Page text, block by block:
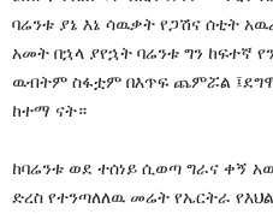
ባሬንቱ ያኔ እኔ ሳዉቃት የጋሽና ሰቲት
አመት በኋላ ያየኋት ባሬንቱ ግን ከፍተኛ
ዉብትም ስፋቷም በእጥፍ ጨምሯል
ከተማ ናት።
ከባሬንቱ ወደ ተሰነይ ሲወጣ ግራና ቀኝ
ድረስ የተንጣለለዉ መሬት የኤርትራ